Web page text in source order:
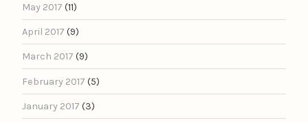
May 2017 (11)
April 2017 (9)
March 2017 (9)
February 2017 (5)
January 2017 (3)